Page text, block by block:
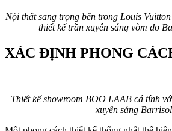
Nội thất sang trọng bên trong Louis
thiết kế trần xuyên sáng vòm do
XÁC ĐỊNH PHONG
Thiết kế showroom BOO LAAB cá tính
xuyên sáng Barrisol